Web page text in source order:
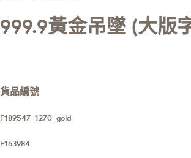
999.9黃金吊墜 (大版
貨品編號
F189547_1270_gold
F163984